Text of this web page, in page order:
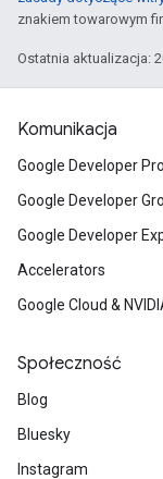
znakiem towarowym
Ostatnia aktualizacja:
Komunikacja
Google Developer
Google Developer
Google Developer
Accelerators
Google Cloud &
Społeczność
Blog
Bluesky
Instagram